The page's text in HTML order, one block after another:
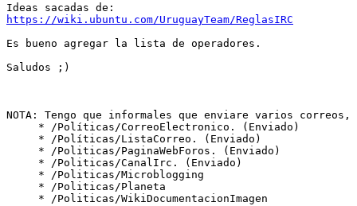
https://wiki.ubuntu.com/UruguayTeam/ReglasIRC
Es bueno agregar la lista de operadores.
Saludos ;)
NOTA: Tengo que informales que enviare varios correos,
     * /Políticas/CorreoElectronico. (Enviado)
     * /Políticas/ListaCorreo. (Enviado)
     * /Politicas/PaginaWebForos. (Enviado)
     * /Politicas/CanalIrc. (Enviado)
     * /Politicas/Microblogging
     * /Politicas/Planeta
     * /Politicas/WikiDocumentacionImagen